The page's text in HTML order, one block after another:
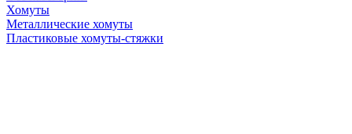
Хомуты
Металлические хомуты
Пластиковые хомуты-стяжки